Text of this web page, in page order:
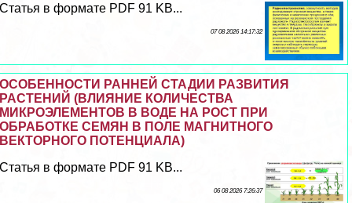
Статья в формате PDF 91 KB...
07 08 2026 14:17:32
ОСОБЕННОСТИ РАННЕЙ СТАДИИ РАЗВИТИЯ
РАСТЕНИЙ (ВЛИЯНИЕ КОЛИЧЕСТВА
МИКРОЭЛЕМЕНТОВ В ВОДЕ НА РОСТ ПРИ
ОБРАБОТКЕ СЕМЯН В ПОЛЕ МАГНИТНОГО
ВЕКТОРНОГО ПОТЕНЦИАЛА)
Статья в формате PDF 91 KB...
06 08 2026 7:26:37